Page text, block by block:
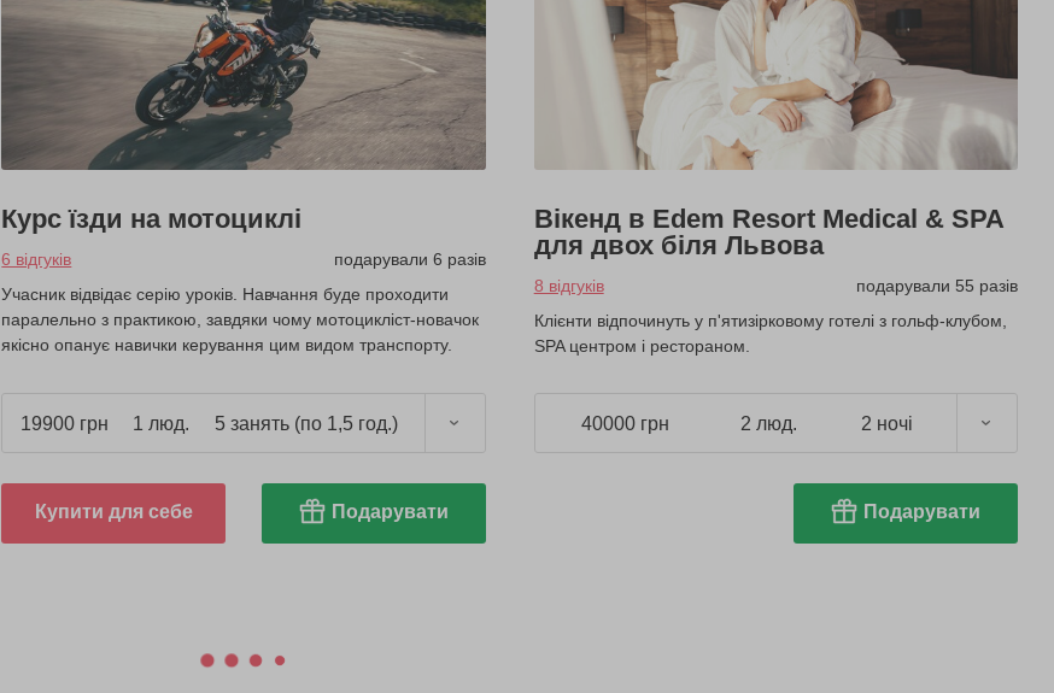
Курс їзди на мотоциклі
6 відгуків
подарували 6 разів
Учасник відвідає серію уроків. Навчання буде проходити
паралельно з практикою, завдяки чому мотоцикліст-новачок
якісно опанує навички керування цим видом транспорту.
19900 грн 1 люд. 5 занять (по 1,5 год.)
Купити для себе Подарувати
Вікенд в Edem Resort Medical & SPA
для двох біля Львова
8 відгуків
подарували 55 разів
Клієнти відпочинуть у п'ятизірковому готелі з гольф-клубом,
SPA центром і рестораном.
40000 грн 2 люд. 2 ночі
Подарувати